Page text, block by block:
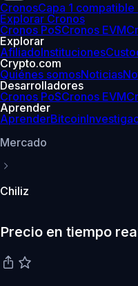
CronosCapa 1 compatible
Explorar Cronos
Cronos PoSCronos EVM
Explorar
AfiliadoInstituciones
Crypto.com
Quiénes somosNoticias
Desarrolladores
Cronos PoSCronos EVM
Aprender
AprenderBitcoin
Mercado
Chiliz
Precio en tiempo